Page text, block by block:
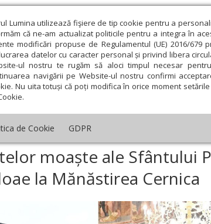
Lumina utilizează fişiere de tip cookie pentru a
că ne-am actualizat politicile pentru a integra în
modificări propuse de Regulamentul (UE) 2016/
datelor cu caracter personal și privind libera
ul nostru te rugăm să aloci timpul necesar
navigării pe Website-ul nostru confirmi
Nu uita totuși că poți modifica în orice moment
de Cookie GDPR
și cuvântări An omagial Comunicate
Teologie și spiritualitate
› Știri › Primirea cinstitelor moaște ale Sfântului
moaște ale Sfântului
la Mănăstirea Cernica